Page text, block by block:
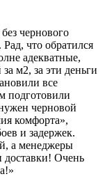
чернового
что обратился
адекватные,
м2, за эти деньги
все
подготовили
черновой
комфорта»,
и задержек.
а менеджеры
доставки! Очень